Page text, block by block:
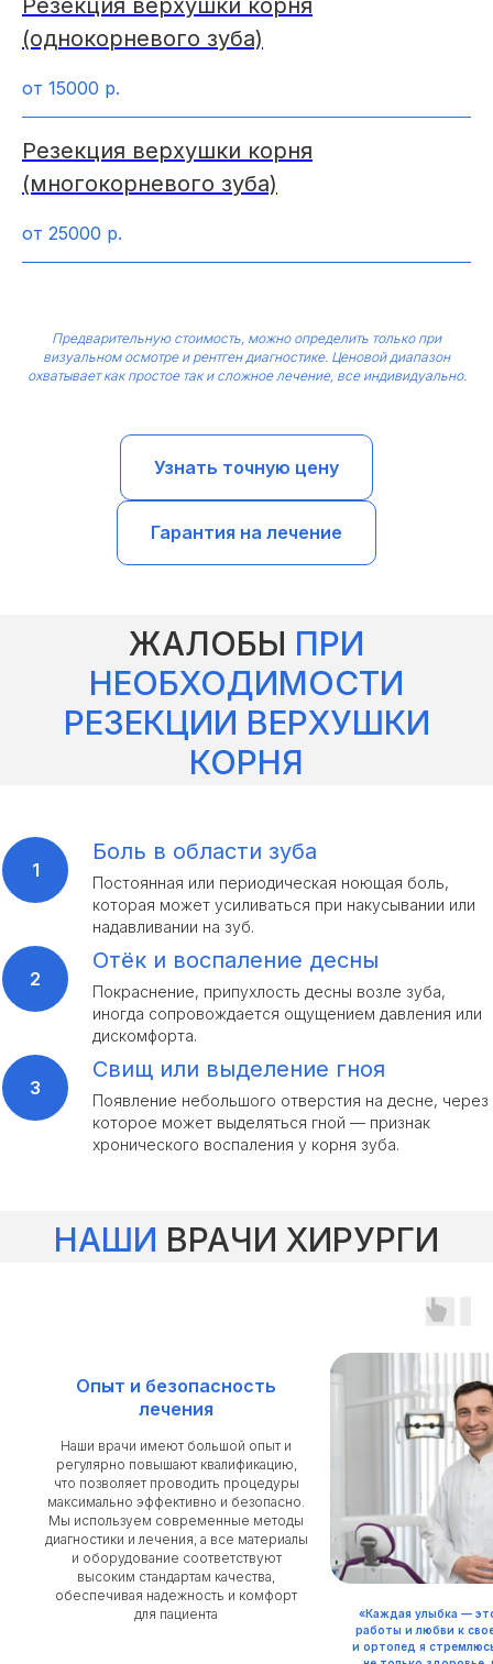
Резекция верхушки корня
(однокорневого зуба)
от 15000 р.
Резекция верхушки корня
(многокорневого зуба)
от 25000 р.
Предварительную стоимость, можно определить только при
визуальном осмотре и рентген диагностике. Ценовой диапазон
охватывает как простое так и сложное лечение, все индивидуально.
Узнать точную цену
Гарантия на лечение
ЖАЛОБЫ ПРИ
НЕОБХОДИМОСТИ
РЕЗЕКЦИИ ВЕРХУШКИ
КОРНЯ
Боль в области зуба
Постоянная или периодическая ноющая боль,
которая может усиливаться при накусывании или
надавливании на зуб.
Отёк и воспаление десны
Покраснение, припухлость десны возле зуба,
иногда сопровождается ощущением давления или
дискомфорта.
Свищ или выделение гноя
Появление небольшого отверстия на десне, через
которое может выделяться гной — признак
хронического воспаления у корня зуба.
НАШИ ВРАЧИ ХИРУРГИ
Опыт и безопасность
лечения
Наши врачи имеют большой опыт и
регулярно повышают квалификацию,
что позволяет проводить процедуры
максимально эффективно и безопасно.
Мы используем современные методы
диагностики и лечения, а все материалы
и оборудование соответствуют
высоким стандартам качества,
обеспечивая надежность и комфорт
для пациента
«Каждая улыбка —
работы и любви к
и ортопед я